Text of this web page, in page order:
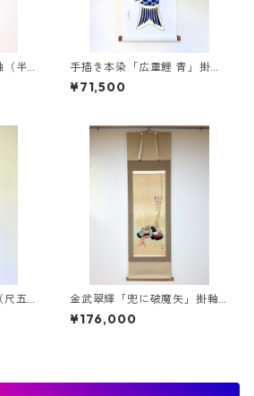
（半
手描き本染「広重鯉 青」掛軸
仕立て
¥71,500
尺五
金武翠輝「兜に破魔矢」掛軸
（尺五立）
¥176,000